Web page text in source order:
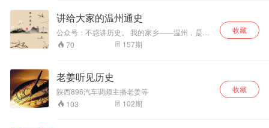
格局演变，深挖内在逻辑与关键成因，尽显时代
沧桑。历史爱好者、学习者、探究者皆能从中摄
取智慧，于历史浪潮中洞悉规律，开启一场智慧
启迪的求知旅程。
讲给大家的温州通史
公众号：不惑讲历史。 我的家乡——温州，是一
座历史文化底蕴非常深厚的城市。人杰地灵，孕
育出了不少有才之辈。 瓯菜、瓯锈、瓯塑、活字
我们有帮皇帝打下江山的刘伯温，有为世界历史
文化做出巨大贡献并写了《真腊风土记》的周达
观。 温州也是数学家的摇篮，同时也有有很多出
色的考古学家，古汉语届的翘楚也是我们温州
人。他们活跃在世界的舞台，贡献着自己的力
70 157期
收藏
老姜听见历史
陕西896汽车调频主播老姜等
103
102期
收藏